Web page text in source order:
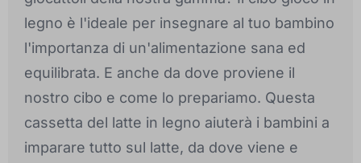
legno è l'ideale per insegnare al tuo bambino
l'importanza di un'alimentazione sana ed
equilibrata. E anche da dove proviene il
nostro cibo e come lo prepariamo. Questa
cassetta del latte in legno aiuterà i bambini a
imparare tutto sul latte, da dove viene e